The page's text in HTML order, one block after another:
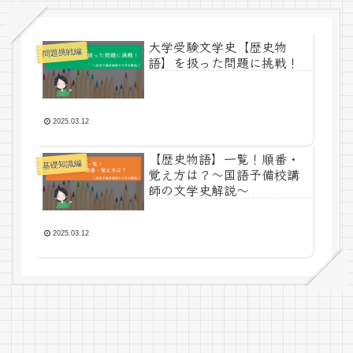
問題挑戦編
大学受験文学史【歴史物
語】を扱った問題に挑戦！
2025.03.12
基礎知識編
【歴史物語】一覧！順番・
覚え方は？～国語予備校講
師の文学史解説～
2025.03.12